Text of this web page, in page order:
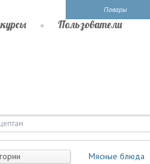
Повары
Пользователи
Мясные блюда